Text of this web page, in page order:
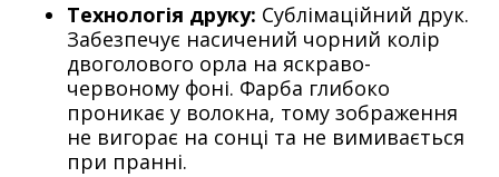
Технологія друку: Сублімаційний друк.
Забезпечує насичений чорний колір
двоголового орла на яскраво-
червоному фоні. Фарба глибоко
проникає у волокна, тому зображення
не вигорає на сонці та не вимивається
при пранні.